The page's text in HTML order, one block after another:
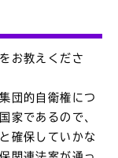
お教えくださ
団的自衛権につ
家であるので、
確保していかな